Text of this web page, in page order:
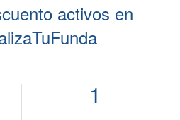
activos en
1